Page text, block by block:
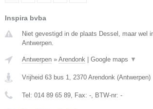
Inspira bvba
Niet gevestigd in de plaats Dessel, maar wel
Antwerpen.
Antwerpen » Arendonk Google maps ▼
Vrijheid 63 bus 1, 2370 Arendonk (Antwerpen)
Tel: 014 89 65 89, Fax: -, BTW-nr: -